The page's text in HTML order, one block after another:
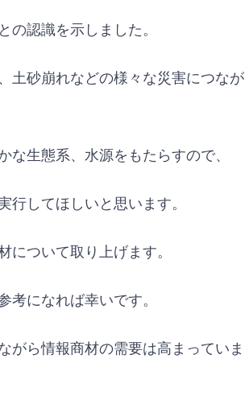
の認識を示しました。
土砂崩れなどの様々な災害につなが
な生態系、水源をもたらすので、
行してほしいと思います。
について取り上げます。
考になれば幸いです。
がら情報商材の需要は高まっていま